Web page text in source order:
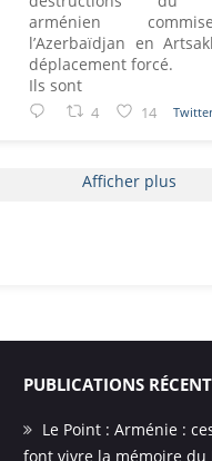
arménien
l’Azerbaïdjan en
déplacement forcé.
Ils sont
4 14 Twitter
Afficher plus
PUBLICATIONS
Le Point : Arménie :
font vivre la mémoire du